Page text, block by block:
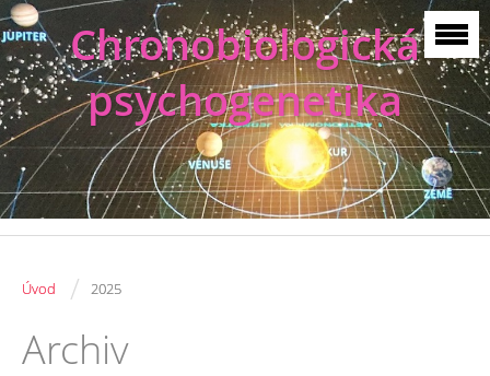
Chronobiologická
psychogenetika
Úvod / 2025
Archiv